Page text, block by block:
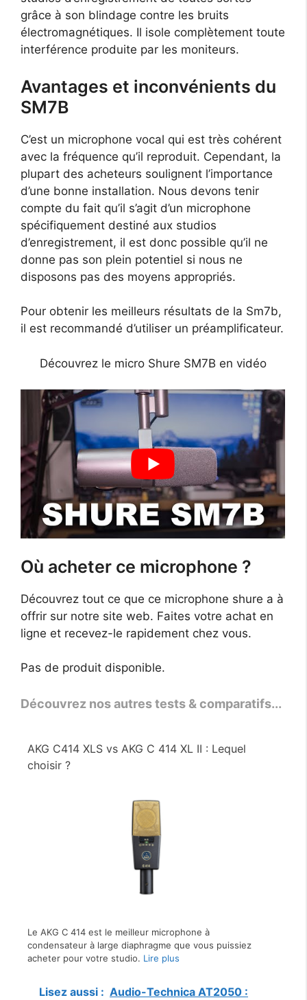
grâce à son blindage contre les bruits
électromagnétiques. Il isole complètement toute
interférence produite par les moniteurs.
Avantages et inconvénients du
SM7B
C’est un microphone vocal qui est très cohérent
avec la fréquence qu’il reproduit. Cependant, la
plupart des acheteurs soulignent l’importance
d’une bonne installation. Nous devons tenir
compte du fait qu’il s’agit d’un microphone
spécifiquement destiné aux studios
d’enregistrement, il est donc possible qu’il ne
donne pas son plein potentiel si nous ne
disposons pas des moyens appropriés.
Pour obtenir les meilleurs résultats de la Sm7b,
il est recommandé d’utiliser un préamplificateur.
Découvrez le micro Shure SM7B en vidéo
Où acheter ce microphone ?
Découvrez tout ce que ce microphone shure a à
offrir sur notre site web. Faites votre achat en
ligne et recevez-le rapidement chez vous.
Pas de produit disponible.
Découvrez nos autres tests & comparatifs...
AKG C414 XLS vs AKG C 414 XL II : Lequel
choisir ?
Le AKG C 414 est le meilleur microphone à
condensateur à large diaphragme que vous puissiez
acheter pour votre studio. Lire plus
Lisez aussi : Audio-Technica AT2050 :